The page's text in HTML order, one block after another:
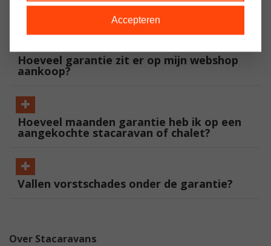
moet ik doen?
Hoeveel garantie zit er op mijn webshop
aankoop?
Hoeveel maanden garantie heb ik op een
aangekochte stacaravan of chalet?
Vallen vorstschades onder de garantie?
Over Stacaravans
Accepteren